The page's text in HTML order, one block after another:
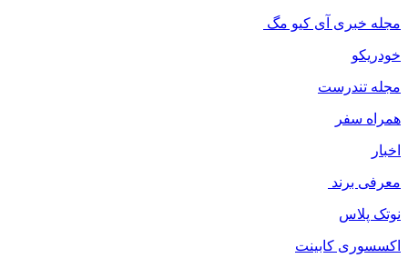
مجله خبری آی کیو مگ
خودریکو
مجله‌ تندرست
همراه سفر
اخبار
معرفی برند
نوتک پلاس
اکسسوری کابینت